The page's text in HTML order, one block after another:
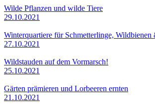
Wilde Pflanzen und wilde Tiere
29.10.2021
Winterquartiere für Schmetterlinge, Wildbienen
27.10.2021
Wildstauden auf dem Vormarsch!
25.10.2021
Gärten prämieren und Lorbeeren ernten
21.10.2021